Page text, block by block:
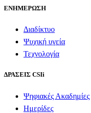
ΕΝΗΜΕΡΩΣΗ
Διαδίκτυο
Ψυχική υγεία
Τεχνολογία
ΔΡΑΣΕΙΣ CSIi
Ψηφιακές Ακαδημίες
Ημερίδες